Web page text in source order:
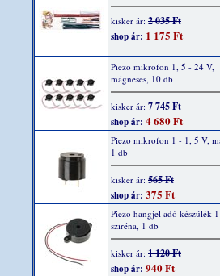
kisker ár: 2 035 Ft
shop ár: 1 175 Ft
Piezo mikrofon 1, 5 - 24 V,
mágneses, 10 db
kisker ár: 7 745 Ft
shop ár: 4 680 Ft
Piezo mikrofon 1 - 1, 5 V,
1 db
kisker ár: 565 Ft
shop ár: 375 Ft
Piezo hangjel adó készülék
sziréna, 1 db
kisker ár: 1 120 Ft
shop ár: 940 Ft